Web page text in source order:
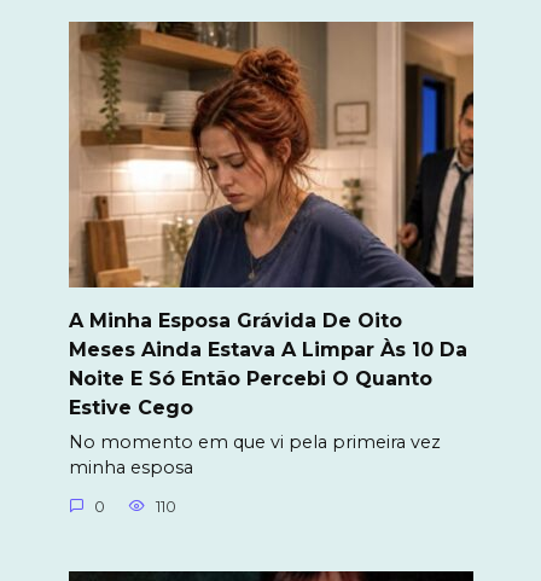
A Minha Esposa Grávida De Oito
Meses Ainda Estava A Limpar Às 10 Da
Noite E Só Então Percebi O Quanto
Estive Cego
No momento em que vi pela primeira vez
minha esposa
0 110